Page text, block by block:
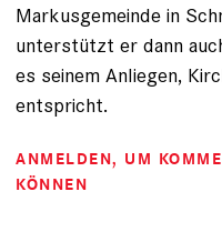
Markusgemeinde in
unterstützt er dann
es seinem Anliegen,
entspricht.
ANMELDEN, UM
KÖNNEN